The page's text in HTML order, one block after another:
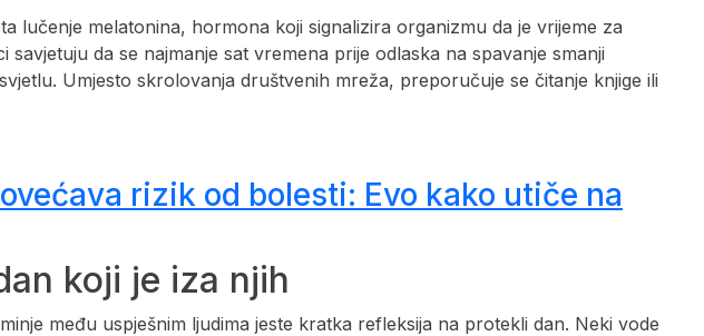
lučenje melatonina, hormona koji signalizira organizmu da je vrijeme za
da se najmanje sat vremena prije odlaska na spavanje smanji
Umjesto skrolovanja društvenih mreža, preporučuje se čitanje knjige ili
rizik od bolesti: Evo kako utiče na
koji je iza njih
među uspješnim ljudima jeste kratka refleksija na protekli dan. Neki vode